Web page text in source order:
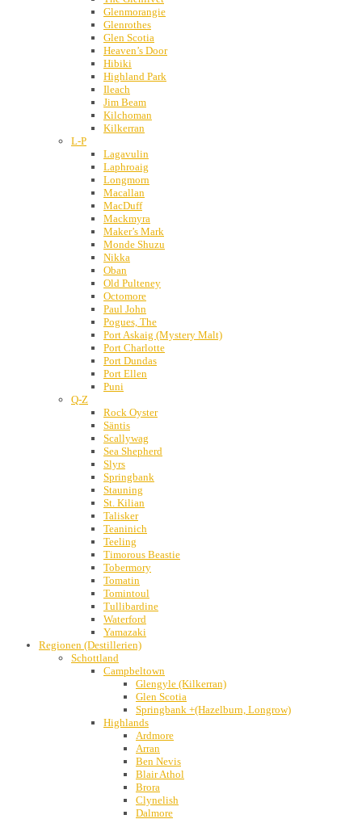
Glenmorangie
Glenrothes
Glen Scotia
Heaven’s Door
Hibiki
Highland Park
Ileach
Jim Beam
Kilchoman
Kilkerran
L-P
Lagavulin
Laphroaig
Longmorn
Macallan
MacDuff
Mackmyra
Maker’s Mark
Monde Shuzu
Nikka
Oban
Old Pulteney
Octomore
Paul John
Pogues, The
Port Askaig (Mystery Malt)
Port Charlotte
Port Dundas
Port Ellen
Puni
Q-Z
Rock Oyster
Säntis
Scallywag
Sea Shepherd
Slyrs
Springbank
Stauning
St. Kilian
Talisker
Teaninich
Teeling
Timorous Beastie
Tobermory
Tomatin
Tomintoul
Tullibardine
Waterford
Yamazaki
Regionen (Destillerien)
Schottland
Campbeltown
Glengyle (Kilkerran)
Glen Scotia
Springbank +(Hazelburn, Longrow)
Highlands
Ardmore
Arran
Ben Nevis
Blair Athol
Brora
Clynelish
Dalmore